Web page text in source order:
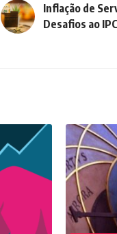
Inflação de
Desafios ao